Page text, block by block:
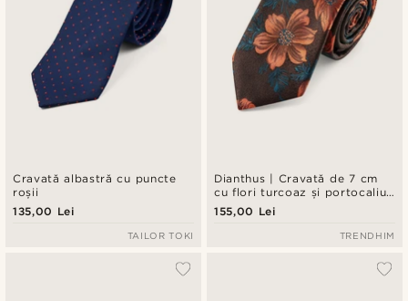
Cravată albastră cu puncte
roșii
135,00 Lei
TAILOR TOKI
Dianthus | Cravată de 7 cm
cu flori turcoaz și portocaliu
închis
155,00 Lei
TRENDHIM